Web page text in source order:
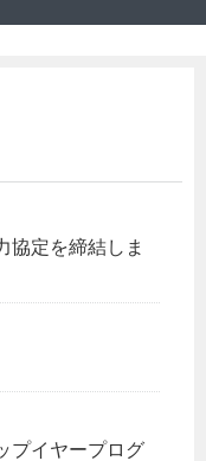
協定を締結しま
プイヤープログ